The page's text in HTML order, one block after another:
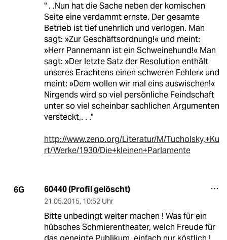
" . .Nun hat die Sache neben der komischen
Seite eine verdammt ernste. Der gesamte
Betrieb ist tief unehrlich und verlogen. Man
sagt: »Zur Geschäftsordnung!« und meint:
»Herr Pannemann ist ein Schweinehund!« Man
sagt: »Der letzte Satz der Resolution enthält
unseres Erachtens einen schweren Fehler« und
meint: »Dem wollen wir mal eins auswischen!«
Nirgends wird so viel persönliche Feindschaft
unter so viel scheinbar sachlichen Argumenten
versteckt,. . ."
http://www.zeno.org/Literatur/M/Tucholsky,+Ku
rt/Werke/1930/Die+kleinen+Parlamente
6G 60440 (Profil gelöscht)
21.05.2015, 10:52 Uhr
Bitte unbedingt weiter machen ! Was für ein
hübsches Schmierentheater, welch Freude für